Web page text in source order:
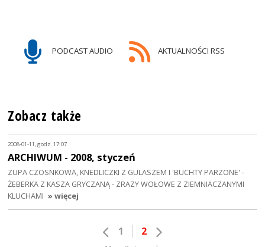
PODCAST AUDIO AKTUALNOŚCI RSS
Zobacz także
2008-01-11, godz. 17:07
ARCHIWUM - 2008, styczeń
ZUPA CZOSNKOWA, KNEDLICZKI Z GULASZEM I 'BUCHTY PARZONE' -
ŻEBERKA Z KASZA GRYCZANĄ - ZRAZY WOŁOWE Z ZIEMNIACZANYMI
KLUCHAMI » więcej
1 2